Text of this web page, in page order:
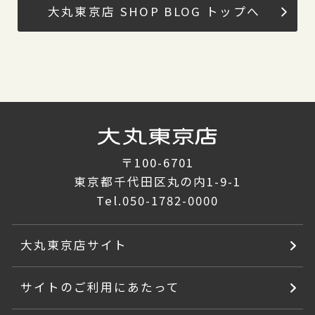
大丸東京店 SHOP BLOG トップへ
〒100-6701
東京都千代田区丸の内1-9-1
Tel.050-1782-0000
大丸東京店サイト
サイトのご利用にあたって